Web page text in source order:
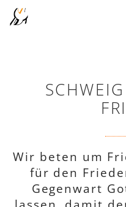
Wir beten um
für den
Gegenwart